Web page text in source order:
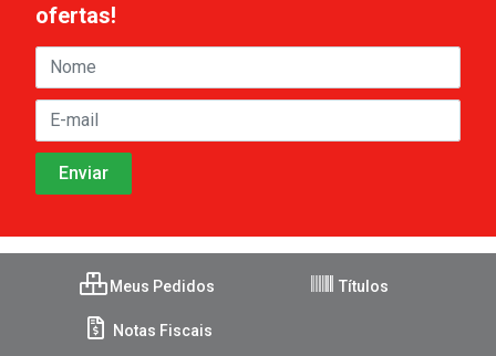
ofertas!
Meus Pedidos Títulos
Notas Fiscais